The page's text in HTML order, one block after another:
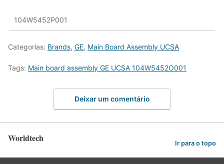
104W5452P001
Categorias: Brands, GE, Main Board Assembly UCSA
Tags: Main board assembly GE UCSA 104W5452O001
Deixar um comentário
Worldtech Ir para o topo